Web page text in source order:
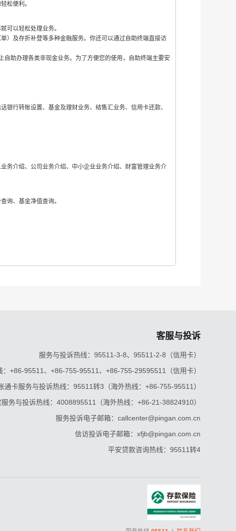
松便利。
可以轻松处理业务。
）及存折补登等多种金融服务。你还可以通过自助终端直接访
助办理各类非现金业务。为了方便您的使用，自助终端主要安
银行转账设置、基金及理财业务、结售汇业务、信用卡还款、
务介绍、公司业务介绍、中小企业业务介绍、财富管理业务介
询、基金净值查询。
客服与投诉
服务与投诉热线：95511-3-8、95511-2-8（信用卡）
：+86-95511、+86-755-95511、+86-755-29595511（信用卡）
通卡服务与投诉热线：95511转3（海外热线：+86-755-95511）
务与投诉热线：4008895511（海外热线：+86-21-38824910）
服务投诉电子邮箱：callcenter@pingan.com.cn
信访投诉电子邮箱：xfjb@pingan.com.cn
平安贷款咨询热线：95511转4